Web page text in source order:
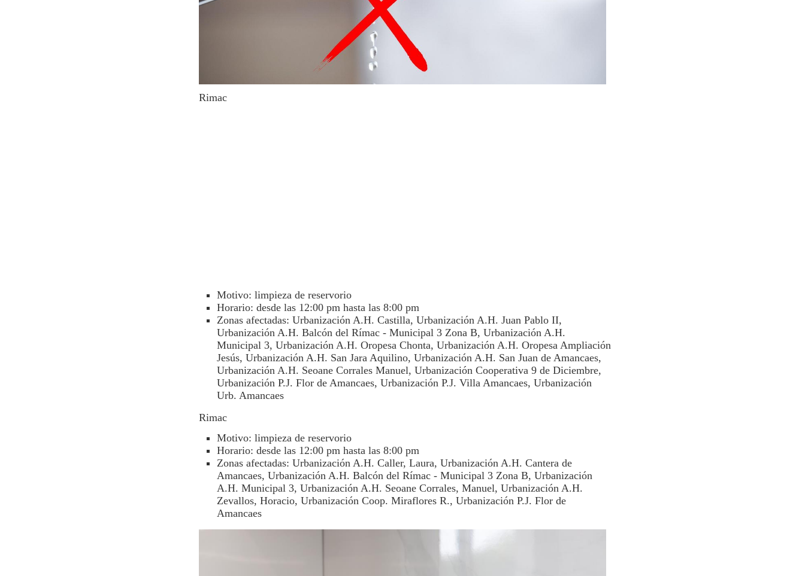
Rimac
Motivo: limpieza de reservorio
Horario: desde las 12:00 pm hasta las 8:00 pm
Zonas afectadas: Urbanización A.H. Castilla, Urbanización A.H. Juan Pablo II,
Urbanización A.H. Balcón del Rímac - Municipal 3 Zona B, Urbanización A.H.
Municipal 3, Urbanización A.H. Oropesa Chonta, Urbanización A.H. Oropesa Ampliación
Jesús, Urbanización A.H. San Jara Aquilino, Urbanización A.H. San Juan de Amancaes,
Urbanización A.H. Seoane Corrales Manuel, Urbanización Cooperativa 9 de Diciembre,
Urbanización P.J. Flor de Amancaes, Urbanización P.J. Villa Amancaes, Urbanización
Urb. Amancaes
Rimac
Motivo: limpieza de reservorio
Horario: desde las 12:00 pm hasta las 8:00 pm
Zonas afectadas: Urbanización A.H. Caller, Laura, Urbanización A.H. Cantera de
Amancaes, Urbanización A.H. Balcón del Rímac - Municipal 3 Zona B, Urbanización
A.H. Municipal 3, Urbanización A.H. Seoane Corrales, Manuel, Urbanización A.H.
Zevallos, Horacio, Urbanización Coop. Miraflores R., Urbanización P.J. Flor de
Amancaes